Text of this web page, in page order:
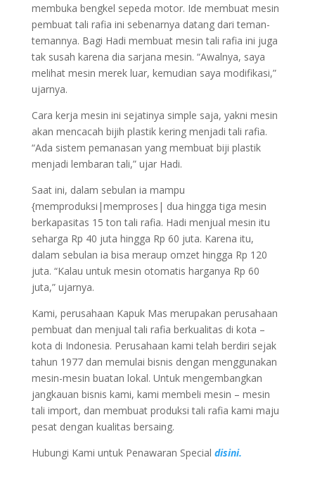
membuka bengkel sepeda motor. Ide membuat mesin
pembuat tali rafia ini sebenarnya datang dari teman-
temannya. Bagi Hadi membuat mesin tali rafia ini juga
tak susah karena dia sarjana mesin. “Awalnya, saya
melihat mesin merek luar, kemudian saya modifikasi,”
ujarnya.
Cara kerja mesin ini sejatinya simple saja, yakni mesin
akan mencacah bijih plastik kering menjadi tali rafia.
“Ada sistem pemanasan yang membuat biji plastik
menjadi lembaran tali,” ujar Hadi.
Saat ini, dalam sebulan ia mampu
{memproduksi|memproses| dua hingga tiga mesin
berkapasitas 15 ton tali rafia. Hadi menjual mesin itu
seharga Rp 40 juta hingga Rp 60 juta. Karena itu,
dalam sebulan ia bisa meraup omzet hingga Rp 120
juta. “Kalau untuk mesin otomatis harganya Rp 60
juta,” ujarnya.
Kami, perusahaan Kapuk Mas merupakan perusahaan
pembuat dan menjual tali rafia berkualitas di kota –
kota di Indonesia. Perusahaan kami telah berdiri sejak
tahun 1977 dan memulai bisnis dengan menggunakan
mesin-mesin buatan lokal. Untuk mengembangkan
jangkauan bisnis kami, kami membeli mesin – mesin
tali import, dan membuat produksi tali rafia kami maju
pesat dengan kualitas bersaing.
Hubungi Kami untuk Penawaran Special disini.